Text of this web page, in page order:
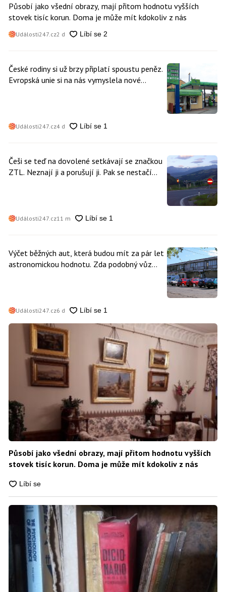
Působí jako všední obrazy, mají přitom hodnotu vyšších
stovek tisíc korun. Doma je může mít kdokoliv z nás
Události247.cz2 d
České rodiny si už brzy připlatí spoustu peněz.
Evropská unie si na nás vymyslela nové
Události247.cz4 d
Češi se teď na dovolené setkávají se značkou
ZTL. Neznají ji a porušují ji. Pak se nestačí
Události247.cz11 m
Výčet běžných aut, která budou mít za pár let
astronomickou hodnotu. Zda podobný vůz
Události247.cz6 d
Působí jako všední obrazy, mají přitom hodnotu vyšších
stovek tisíc korun. Doma je může mít kdokoliv z nás